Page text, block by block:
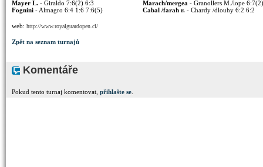
Mayer L. - Giraldo 7:6(2) 6:3
Fognini - Almagro 6:4 1:6 7:6(5)
Marach/mergea - Granollers M./lope
Cabal /farah r. - Chardy /dlouhy 6:2 6:2
web: http://www.royalguardopen.cl/
Zpět na seznam turnajů
Komentáře
Pokud tento turnaj komentovat, přihlašte se